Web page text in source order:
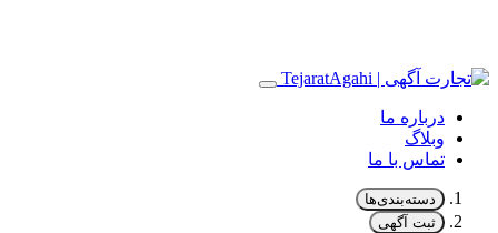
درباره ما
وبلاگ
تماس با ما
دسته‌بندی‌ها
ثبت آگهی